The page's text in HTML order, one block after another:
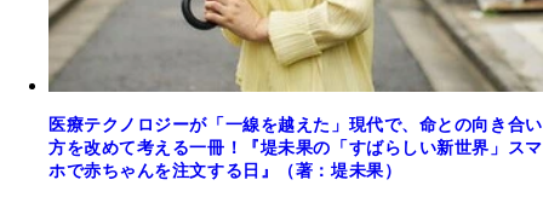
医療テクノロジーが「一線を越えた」現代で、命との向き合い
方を改めて考える一冊！『堤未果の「すばらしい新世界」スマ
ホで赤ちゃんを注文する日』（著：堤未果）